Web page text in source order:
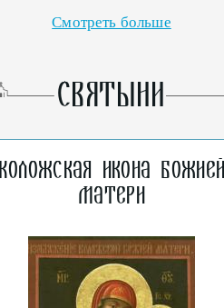
Смотреть больше
СВЯТЫНИ
Коложская икона
Матери